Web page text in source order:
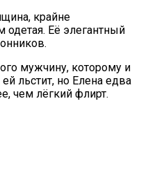
крайне
одетая. Её элегантный
мужчину, которому и
льстит, но Елена едва
чем лёгкий флирт.